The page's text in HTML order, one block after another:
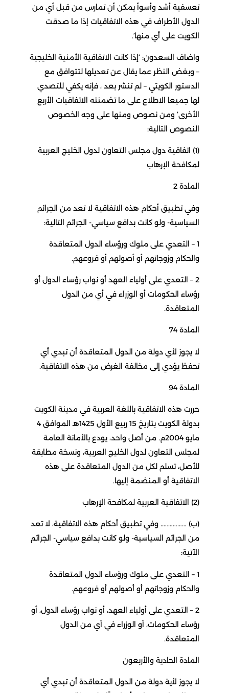
تعسفية أشد وأسوأ يمكن أن تمارس من قبل أي من
الدول الأطراف في هذه الاتفاقيات إذا ما صدقت
الكويت على أي منها’.
واضاف السعدون: ‘إذا كانت الاتفاقية الأمنية الخليجية
– وبغض النظر عما يقال عن تعديلها لتتوافق مع
الدستور الكويتي – لم تنشر بعد ، فإنه يكفي للتصدي
لها جميعا الاطلاع على ما تضمنته الاتفاقيات الأربع
الأخرى’ ومن نصوص ومنها على وجه الخصوص
النصوص التالية:
(1) اتفاقية دول مجلس التعاون لدول الخليج العربية
لمكافحة الإرهاب
المادة 2
وفي تطبيق أحكام هذه الاتفاقية لا تعد من الجرائم
السياسية- ولو كانت بدافع سياسي- الجرائم التالية:
1 – التعدي على ملوك ورؤساء الدول المتعاقدة
والحكام وزوجاتهم أو أصولهم أو فروعهم.
2 – التعدي على أولياء العهد أو نواب رؤساء الدول أو
رؤساء الحكومات أو الوزراء في أي من الدول
المتعاقدة.
المادة 74
لا يجوز لأي دولة من الدول المتعاقدة أن تبدي أي
تحفظ يؤدي إلى مخالفة الغرض من هذه الاتفاقية.
المادة 94
حررت هذه الاتفاقية باللغة العربية في مدينة الكويت
بدولة الكويت بتاريخ 15 ربيع الأول 1425هـ الموافق 4
مايو 2004م. من أصل واحد، يودع بالأمانة العامة
لمجلس التعاون لدول الخليج العربية، ونسخة مطابقة
للأصل، تسلم لكل من الدول المتعاقدة على هذه
الاتفاقية أو المنضمة إليها.
(2) الاتفاقية العربية لمكافحة الإرهاب
(ب) …………….. وفي تطبيق أحكام هذه الاتفاقية، لا تعد
من الجرائم السياسية- ولو كانت بدافع سياسي- الجرائم
الآتية:
1 – التعدي على ملوك ورؤساء الدول المتعاقدة
والحكام وزوجاتهم أو أصولهم أو فروعهم.
2 – التعدي على أولياء العهد، أو نواب رؤساء الدول، أو
رؤساء الحكومات، أو الوزراء في أي من الدول
المتعاقدة.
المادة الحادية والأربعون
لا يجوز لأية دولة من الدول المتعاقدة أن تبدي أي